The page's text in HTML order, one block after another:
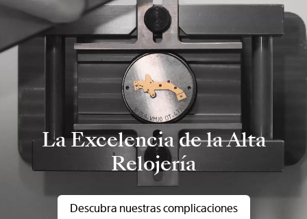
La Excelencia de la Alta
Relojería
Descubra nuestras complicaciones